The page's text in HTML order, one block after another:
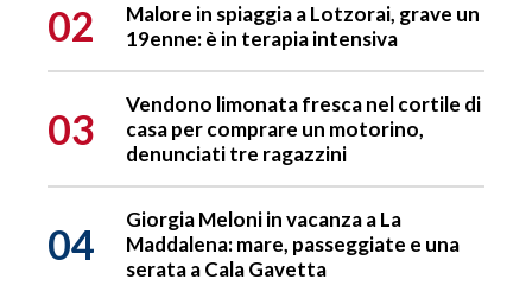
02
Malore in spiaggia a Lotzorai, grave un
19enne: è in terapia intensiva
03
Vendono limonata fresca nel cortile di
casa per comprare un motorino,
denunciati tre ragazzini
04
Giorgia Meloni in vacanza a La
Maddalena: mare, passeggiate e una
serata a Cala Gavetta